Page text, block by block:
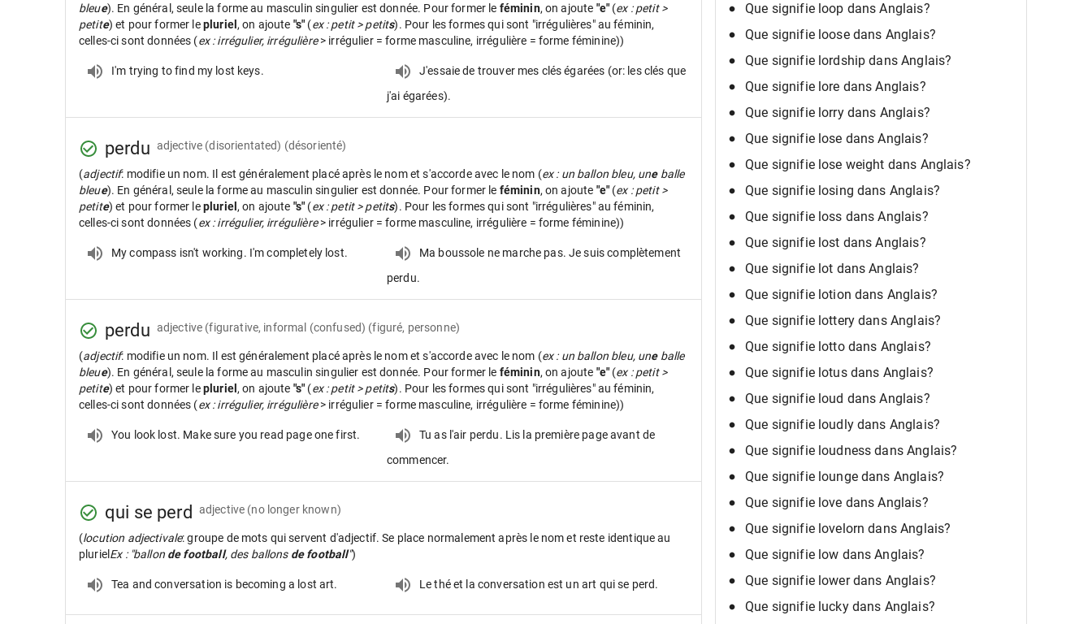
bleue). En général, seule la forme au masculin singulier est donnée. Pour former le féminin, on ajoute "e"(ex : petit >
petite) et pour former lepluriel , on ajoute "s" (ex : petit > petits). Pour les formes qui sont "irrégulières" au féminin,
celles-ci sont données (ex : irrégulier, irrégulière> irrégulier = forme masculine, irrégulière = forme féminine))
I'm trying to find my lost keys.
J'essaie de trouver mes clés égarées (or: les clés que
j'ai égarées).
perdu adjective (disorientated) (désorienté)
(adjectif: modifie un nom. Il est généralement placé après le nom et s'accorde avec le nom (ex : un ballon bleu, uneballe
bleue). En général, seule la forme au masculin singulier est donnée. Pour former le féminin, on ajoute "e"(ex : petit >
petite) et pour former lepluriel , on ajoute "s" (ex : petit > petits). Pour les formes qui sont "irrégulières" au féminin,
celles-ci sont données (ex : irrégulier, irrégulière> irrégulier = forme masculine, irrégulière = forme féminine))
My compass isn't working. I'm completely lost.
Ma boussole ne marche pas. Je suis complètement
perdu.
perdu adjective (figurative, informal (confused) (figuré, personne)
(adjectif: modifie un nom. Il est généralement placé après le nom et s'accorde avec le nom (ex : un ballon bleu, uneballe
bleue). En général, seule la forme au masculin singulier est donnée. Pour former le féminin, on ajoute "e"(ex : petit >
petite) et pour former lepluriel , on ajoute "s" (ex : petit > petits). Pour les formes qui sont "irrégulières" au féminin,
celles-ci sont données (ex : irrégulier, irrégulière> irrégulier = forme masculine, irrégulière = forme féminine))
You look lost. Make sure you read page one first.
Tu as l'air perdu. Lis la première page avant de
commencer.
qui se perd adjective (no longer known)
(locution adjectivale: groupe de mots qui servent d'adjectif. Se place normalement après le nom et reste identique au
pluriel Ex : "ballon de football, des ballons de football")
Tea and conversation is becoming a lost art. Le thé et la conversation est un art qui se perd.
Que signifie loop dans Anglais?
Que signifie loose dans Anglais?
Que signifie lordship dans Anglais?
Que signifie lore dans Anglais?
Que signifie lorry dans Anglais?
Que signifie lose dans Anglais?
Que signifie lose weight dans Anglais?
Que signifie losing dans Anglais?
Que signifie loss dans Anglais?
Que signifie lost dans Anglais?
Que signifie lot dans Anglais?
Que signifie lotion dans Anglais?
Que signifie lottery dans Anglais?
Que signifie lotto dans Anglais?
Que signifie lotus dans Anglais?
Que signifie loud dans Anglais?
Que signifie loudly dans Anglais?
Que signifie loudness dans Anglais?
Que signifie lounge dans Anglais?
Que signifie love dans Anglais?
Que signifie lovelorn dans Anglais?
Que signifie low dans Anglais?
Que signifie lower dans Anglais?
Que signifie lucky dans Anglais?